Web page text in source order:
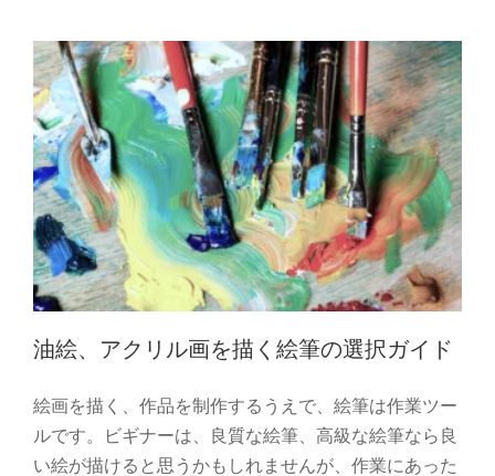
油絵、アクリル画を描く絵筆の選択ガイド
絵画を描く、作品を制作するうえで、絵筆は作業ツー
ルです。ビギナーは、良質な絵筆、高級な絵筆なら良
い絵が描けると思うかもしれませんが、作業にあった